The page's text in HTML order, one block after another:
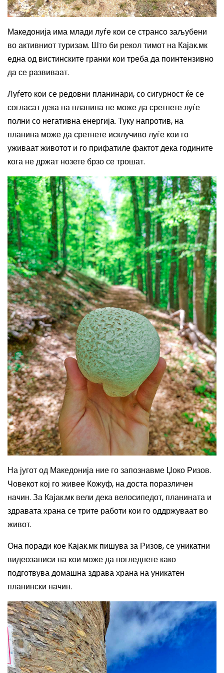
Македонија има млади луѓе кои се странсо заљубени
во активниот туризам. Што би рекол тимот на Кајак.мк
една од вистинските гранки кои треба да поинтензивно
да се развиваат.
Луѓето кои се редовни планинари, со сигурност ќе се
согласат дека на планина не може да сретнете луѓе
полни со негативна енергија. Туку напротив, на
планина може да сретнете исклучиво луѓе кои го
уживаат животот и го прифатиле фактот дека годините
кога не држат нозете брзо се трошат.
На југот од Македонија ние го запознавме Џоко Ризов.
Човекот кој го живее Кожуф, на доста поразличен
начин. За Кајак.мк вели дека велосипедот, планината и
здравата храна се трите работи кои го оддржуваат во
живот.
Она поради кое Кајак.мк пишува за Ризов, се уникатни
видеозаписи на кои може да погледнете како
подготвува домашна здрава храна на уникатен
планински начин.